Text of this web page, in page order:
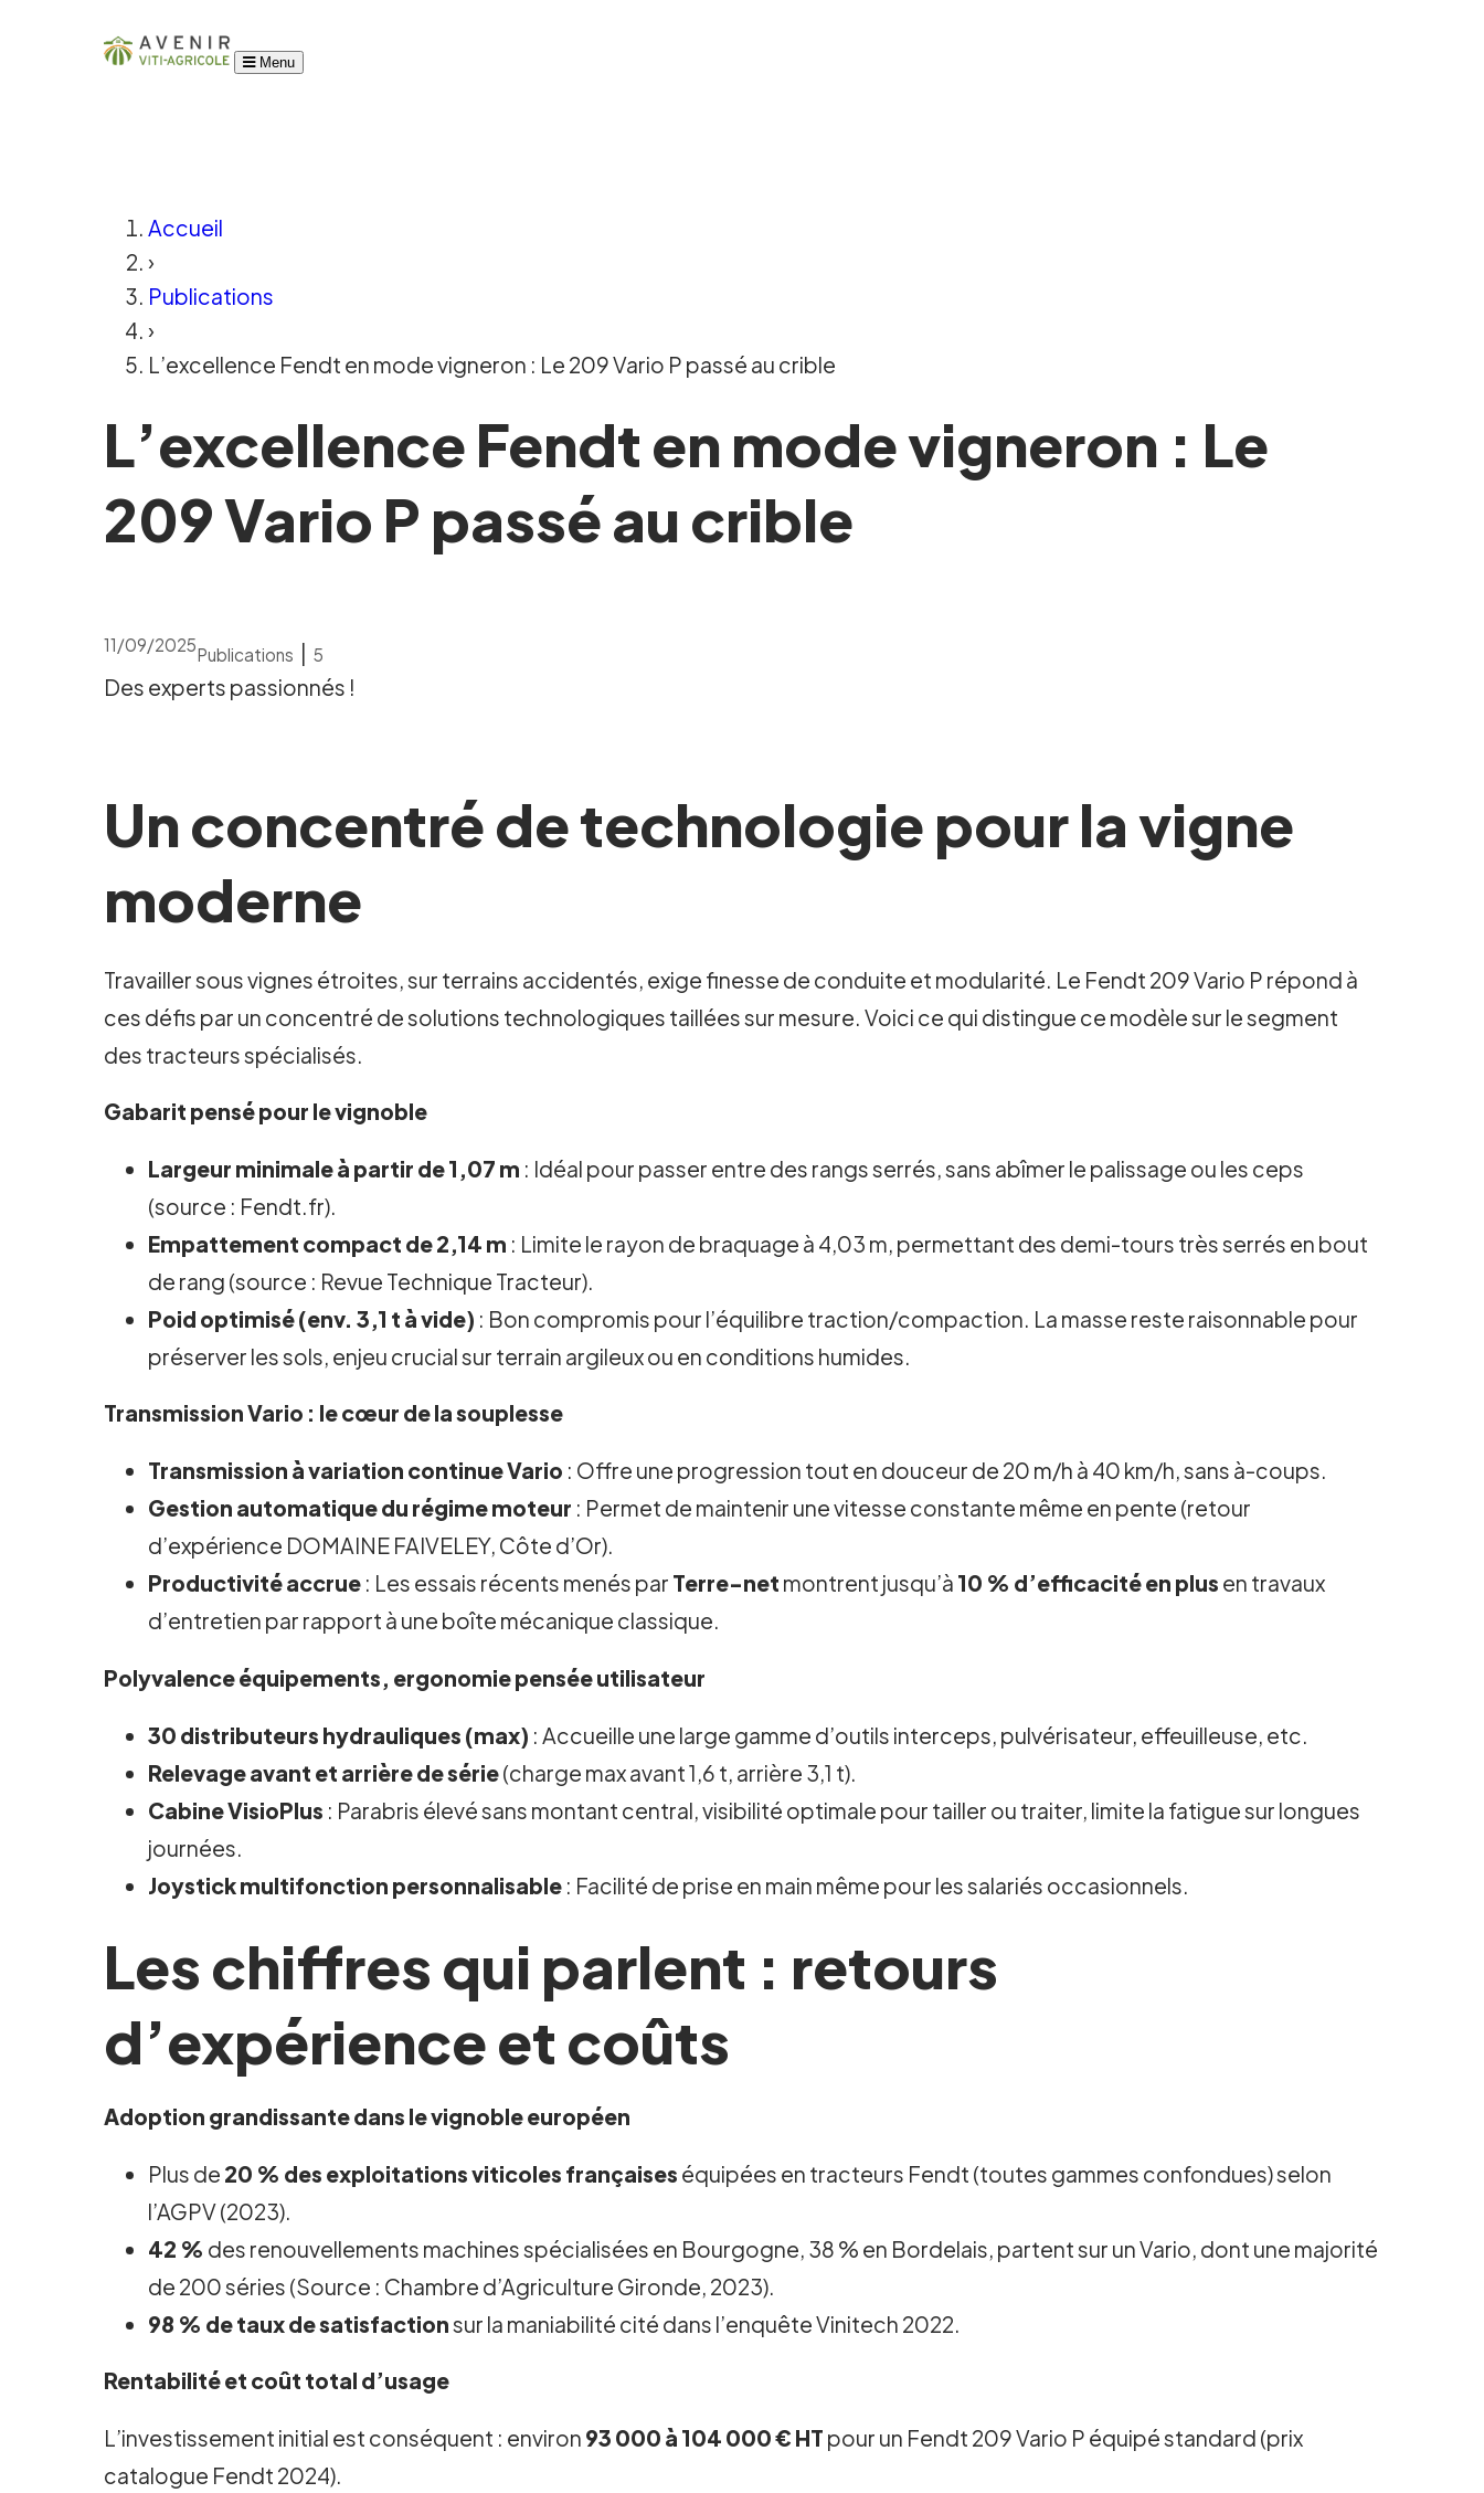
Menu
Accueil
›
Publications
›
L’excellence Fendt en mode vigneron : Le 209 Vario P passé au crible
L’excellence Fendt en mode vigneron : Le
209 Vario P passé au crible
11/09/2025Publications |5
Des experts passionnés !
Un concentré de technologie pour la vigne
moderne
Travailler sous vignes étroites, sur terrains accidentés, exige finesse de conduite et modularité. Le Fendt 209 Vario P répond à
ces défis par un concentré de solutions technologiques taillées sur mesure. Voici ce qui distingue ce modèle sur le segment
des tracteurs spécialisés.
Gabarit pensé pour le vignoble
Largeur minimale à partir de 1,07 m : Idéal pour passer entre des rangs serrés, sans abîmer le palissage ou les ceps
(source : Fendt.fr).
Empattement compact de 2,14 m : Limite le rayon de braquage à 4,03 m, permettant des demi-tours très serrés en bout
de rang (source : Revue Technique Tracteur).
Poid optimisé (env. 3,1 t à vide) : Bon compromis pour l’équilibre traction/compaction. La masse reste raisonnable pour
préserver les sols, enjeu crucial sur terrain argileux ou en conditions humides.
Transmission Vario : le cœur de la souplesse
Transmission à variation continue Vario : Offre une progression tout en douceur de 20 m/h à 40 km/h, sans à-coups.
Gestion automatique du régime moteur : Permet de maintenir une vitesse constante même en pente (retour
d’expérience DOMAINE FAIVELEY, Côte d’Or).
Productivité accrue : Les essais récents menés par Terre-net montrent jusqu’à 10 % d’efficacité en plus en travaux
d’entretien par rapport à une boîte mécanique classique.
Polyvalence équipements, ergonomie pensée utilisateur
30 distributeurs hydrauliques (max) : Accueille une large gamme d’outils interceps, pulvérisateur, effeuilleuse, etc.
Relevage avant et arrière de série(charge max avant 1,6 t, arrière 3,1 t).
Cabine VisioPlus : Parabris élevé sans montant central, visibilité optimale pour tailler ou traiter, limite la fatigue sur longues
journées.
Joystick multifonction personnalisable : Facilité de prise en main même pour les salariés occasionnels.
Les chiffres qui parlent : retours
d’expérience et coûts
Adoption grandissante dans le vignoble européen
Plus de 20 % des exploitations viticoles françaises équipées en tracteurs Fendt (toutes gammes confondues) selon
l’AGPV (2023).
42 % des renouvellements machines spécialisées en Bourgogne, 38 % en Bordelais, partent sur un Vario, dont une majorité
de 200 séries (Source : Chambre d’Agriculture Gironde, 2023).
98 % de taux de satisfactionsur la maniabilité cité dans l’enquête Vinitech 2022.
Rentabilité et coût total d’usage
L’investissement initial est conséquent : environ 93 000 à 104 000 € HT pour un Fendt 209 Vario P équipé standard (prix
catalogue Fendt 2024).